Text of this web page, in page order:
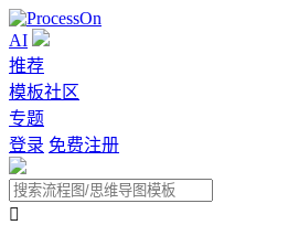
AI
推荐
模板社区
专题
登录 免费注册
